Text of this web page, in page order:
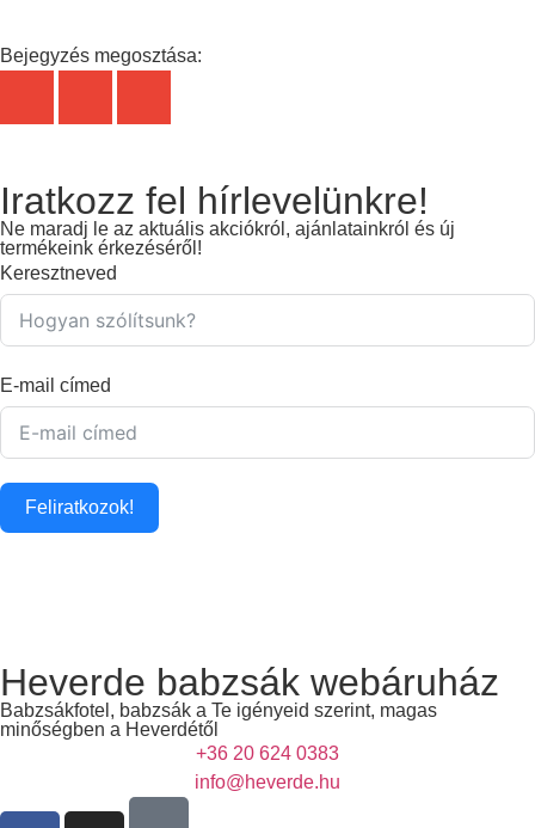
Bejegyzés megosztása:
Iratkozz fel hírlevelünkre!
Ne maradj le az aktuális akciókról, ajánlatainkról és új
termékeink érkezéséről!
Keresztneved
E-mail címed
Feliratkozok!
Heverde babzsák webáruház
Babzsákfotel, babzsák a Te igényeid szerint, magas
minőségben a Heverdétől
+36 20 624 0383
info@heverde.hu